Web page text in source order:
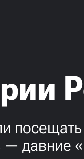
— давние